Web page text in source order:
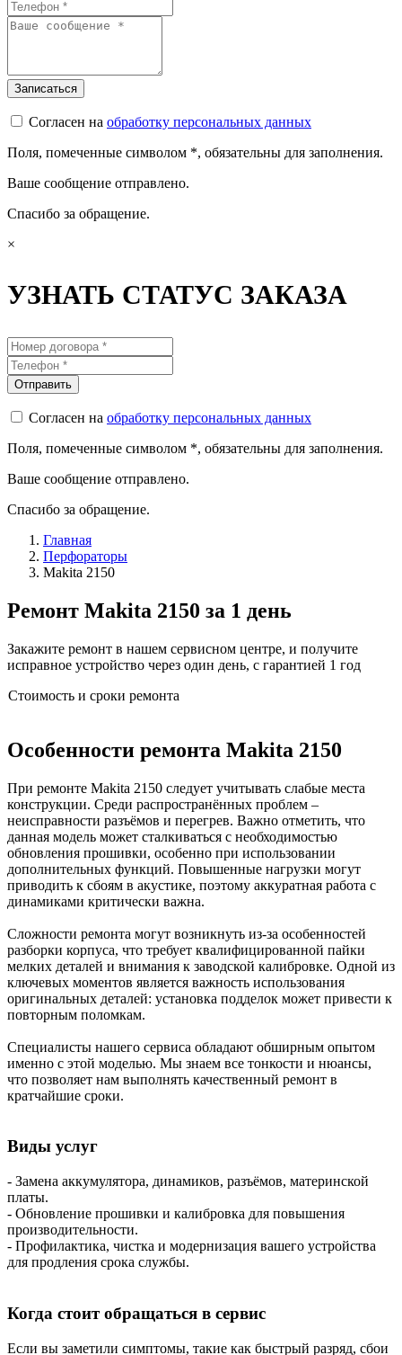
Согласен на обработку персональных данных
Поля, помеченные символом *, обязательны для заполнения.
Ваше сообщение отправлено.
Спасибо за обращение.
×
УЗНАТЬ СТАТУС ЗАКАЗА
Согласен на обработку персональных данных
Поля, помеченные символом *, обязательны для заполнения.
Ваше сообщение отправлено.
Спасибо за обращение.
Главная
Перфораторы
Makita 2150
Ремонт Makita 2150 за 1 день
Закажите ремонт в нашем сервисном центре, и получите
исправное устройство через один день, с гарантией 1 год
Стоимость и сроки ремонта
Особенности ремонта Makita 2150
При ремонте Makita 2150 следует учитывать слабые места
конструкции. Среди распространённых проблем –
неисправности разъёмов и перегрев. Важно отметить, что
данная модель может сталкиваться с необходимостью
обновления прошивки, особенно при использовании
дополнительных функций. Повышенные нагрузки могут
приводить к сбоям в акустике, поэтому аккуратная работа с
динамиками критически важна.
Сложности ремонта могут возникнуть из-за особенностей
разборки корпуса, что требует квалифицированной пайки
мелких деталей и внимания к заводской калибровке. Одной из
ключевых моментов является важность использования
оригинальных деталей: установка подделок может привести к
повторным поломкам.
Специалисты нашего сервиса обладают обширным опытом
именно с этой моделью. Мы знаем все тонкости и нюансы,
что позволяет нам выполнять качественный ремонт в
кратчайшие сроки.
Виды услуг
- Замена аккумулятора, динамиков, разъёмов, материнской
платы.
- Обновление прошивки и калибровка для повышения
производительности.
- Профилактика, чистка и модернизация вашего устройства
для продления срока службы.
Когда стоит обращаться в сервис
Если вы заметили симптомы, такие как быстрый разряд, сбои